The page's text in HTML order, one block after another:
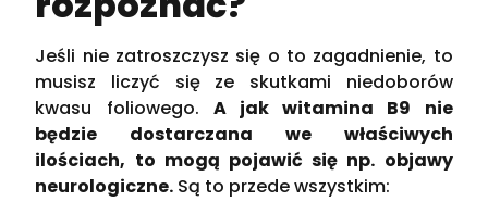
Jeśli nie zatroszczysz się o to zagadnienie, to
musisz liczyć się ze skutkami niedoborów
kwasu foliowego. A jak witamina B9 nie
będzie dostarczana we właściwych
ilościach, to mogą pojawić się np. objawy
neurologiczne. Są to przede wszystkim: